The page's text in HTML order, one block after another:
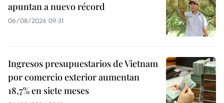
apuntan a nuevo récord
06/08/2026 09:31
Ingresos presupuestarios de Vietnam
por comercio exterior aumentan
18,7% en siete meses